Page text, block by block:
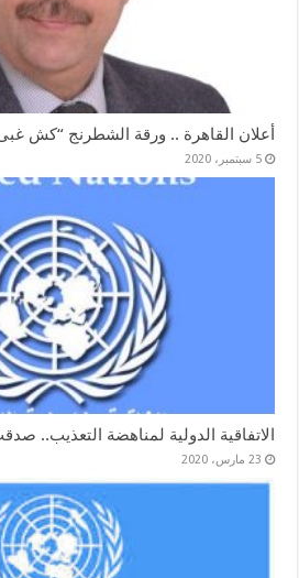
أعلان القاهرة .. ورقة الشطرنج “كش
5 سبتمبر، 2020
الاتفاقية الدولية لمناهضة التعذيب.. صدقت
23 مارس، 2020